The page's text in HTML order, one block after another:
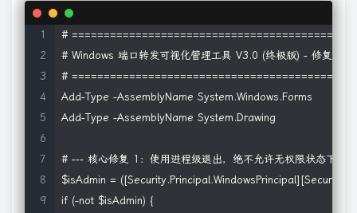
# ==========================================
# Windows 端口转发可视化管理工具 V3.0 (终极版) - 修复权限
# ==========================================
Add-Type -AssemblyName System.Windows.Forms
Add-Type -AssemblyName System.Drawing
# --- 核心修复 1：使用进程级退出，绝不允许无权限状态下强
$isAdmin =
if (-not $isAdmin) {